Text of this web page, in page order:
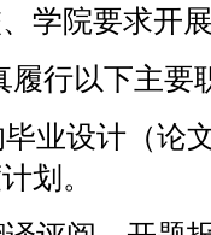
学院要求开
履行以下主要
毕业设计（论
划。